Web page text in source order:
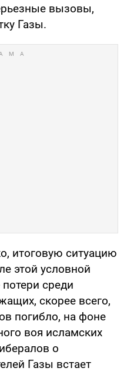
вызовы,
Газы.
итоговую ситуацию
этой условной
среди
скорее всего,
погибло, на фоне
воя исламских
о
Газы встает